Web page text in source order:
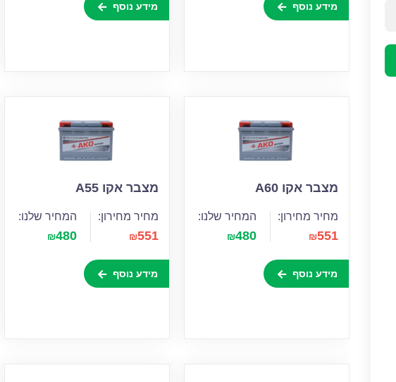
מידע נוסף מידע נוסף
מצבר אקו A60
מחיר מחירון:
₪551
המחיר שלנו:
₪480
מידע נוסף
מצבר אקו A55
מחיר מחירון:
₪551
המחיר שלנו:
₪480
מידע נוסף